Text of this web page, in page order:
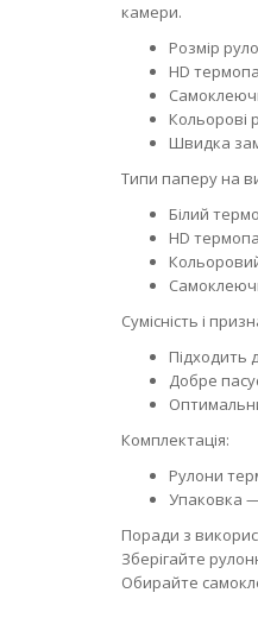
камери.
Розмір
HD
Кольорові
Швидка
Типи паперу на
Білий
HD
Сумісність і
Підходить
Добре
Комплектація:
Рулони
Упаковка —
Поради з
Зберігайте
Обирайте